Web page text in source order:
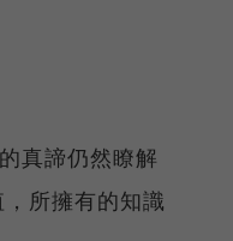
真諦仍然瞭解
所擁有的知識